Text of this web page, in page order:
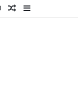
Sidebar
Articol
Autentificare